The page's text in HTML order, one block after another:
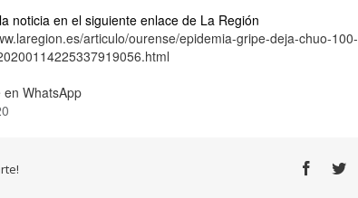
noticia en el siguiente enlace de La Región
articulo/ourense/epidemia-gripe-deja-chuo-100-
WhatsApp